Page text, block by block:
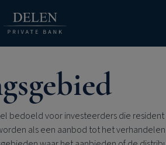
bedoeld voor investeerders die resident
als een aanbod tot het